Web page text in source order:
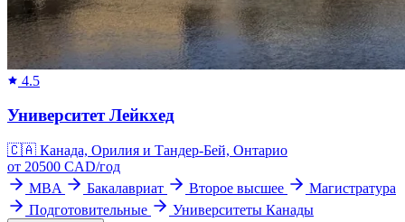
4.5
Университет Лейкхед
🇨🇦 Канада, Орилия и Тандер-Бей, Онтарио
от 20500 CAD/год
MBA
Бакалавриат Второе высшее
Магистратура
Подготовительные
Университеты Канады